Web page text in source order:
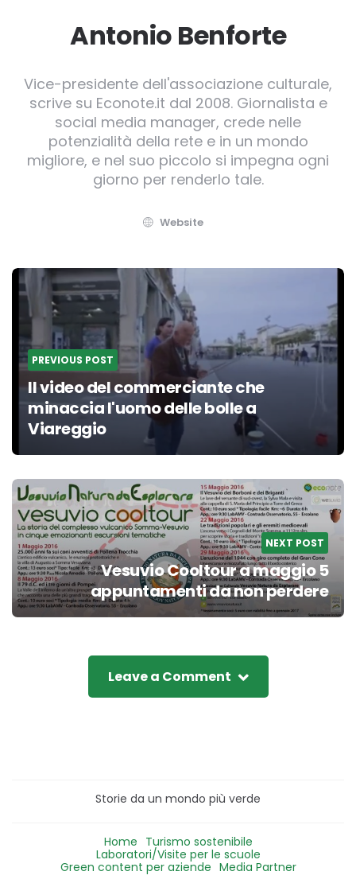
Antonio Benforte
Vice-presidente dell'associazione culturale,
scrive su Econote.it dal 2008. Giornalista e
social media manager, crede nelle
potenzialità della rete e in un mondo
migliore, e nel suo piccolo si impegna ogni
giorno per renderlo tale.
Website
Post
navigation
PREVIOUS POST
Il video del commerciante che
minaccia l'uomo delle bolle a
Viareggio
NEXT POST
Vesuvio Cooltour a maggio 5
appuntamenti da non perdere
Leave a Comment
Storie da un mondo più verde
Home Turismo sostenibile
Laboratori/Visite per le scuole
Green content per aziende Media Partner